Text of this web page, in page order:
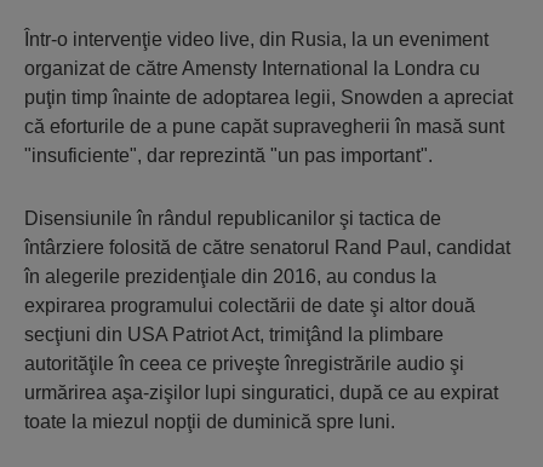
Într-o intervenţie video live, din Rusia, la un eveniment
organizat de către Amensty International la Londra cu
puţin timp înainte de adoptarea legii, Snowden a apreciat
că eforturile de a pune capăt supravegherii în masă sunt
"insuficiente", dar reprezintă "un pas important".
Disensiunile în rândul republicanilor şi tactica de
întârziere folosită de către senatorul Rand Paul, candidat
în alegerile prezidenţiale din 2016, au condus la
expirarea programului colectării de date şi altor două
secţiuni din USA Patriot Act, trimiţând la plimbare
autorităţile în ceea ce priveşte înregistrările audio şi
urmărirea aşa-zişilor lupi singuratici, după ce au expirat
toate la miezul nopţii de duminică spre luni.